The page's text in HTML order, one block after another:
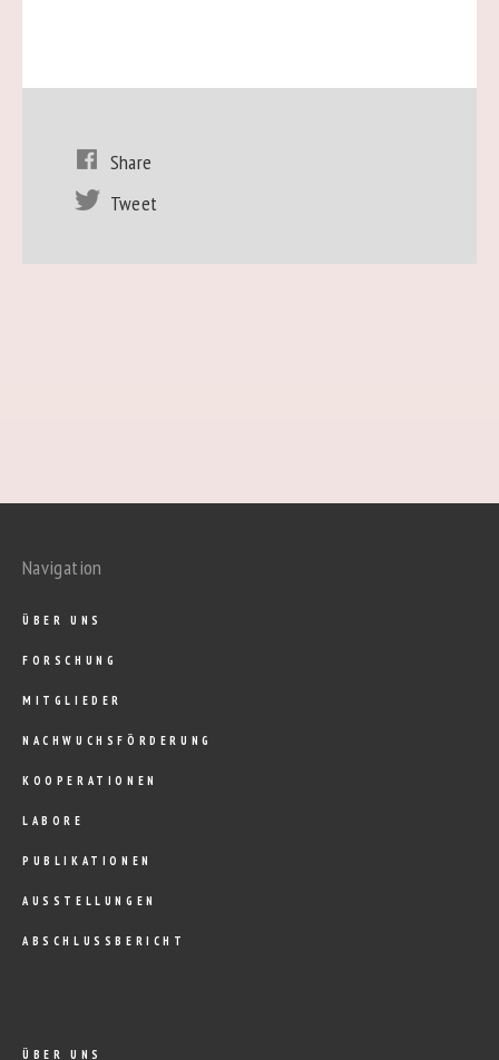
Share
Tweet
Navigation
ÜBER UNS
FORSCHUNG
MITGLIEDER
NACHWUCHSFÖRDERUNG
KOOPERATIONEN
LABORE
PUBLIKATIONEN
AUSSTELLUNGEN
ABSCHLUSSBERICHT
ÜBER UNS